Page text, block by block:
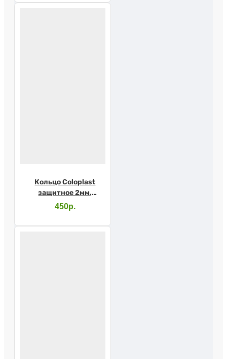
Кольцо Coloplast
защитное 2мм,
120305
450р.